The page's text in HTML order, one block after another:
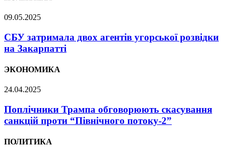
09.05.2025
СБУ затримала двох агентів угорської розвідки
на Закарпатті
ЭКОНОМИКА
24.04.2025
Поплічники Трампа обговорюють скасування
санкцій проти “Північного потоку-2”
ПОЛИТИКА